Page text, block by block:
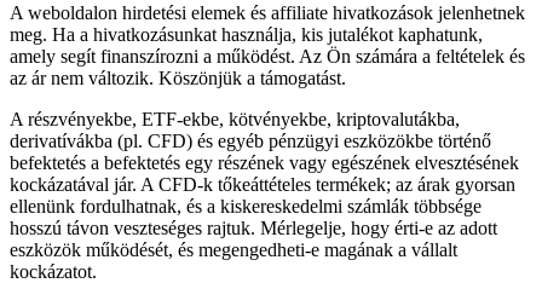
A weboldalon hirdetési elemek és affiliate hivatkozások jelenhetnek
meg. Ha a hivatkozásunkat használja, kis jutalékot kaphatunk,
amely segít finanszírozni a működést. Az Ön számára a feltételek és
az ár nem változik. Köszönjük a támogatást.
A részvényekbe, ETF-ekbe, kötvényekbe, kriptovalutákba,
derivatívákba (pl. CFD) és egyéb pénzügyi eszközökbe történő
befektetés a befektetés egy részének vagy egészének elvesztésének
kockázatával jár. A CFD-k tőkeáttételes termékek; az árak gyorsan
ellenünk fordulhatnak, és a kiskereskedelmi számlák többsége
hosszú távon veszteséges rajtuk. Mérlegelje, hogy érti-e az adott
eszközök működését, és megengedheti-e magának a vállalt
kockázatot.